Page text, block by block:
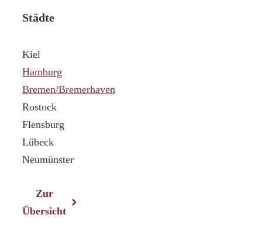
Städte
Kiel
Hamburg
Bremen/Bremerhaven
Rostock
Flensburg
Lübeck
Neumünster
Zur
Übersicht